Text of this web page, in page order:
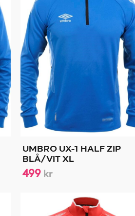
UMBRO UX-1 HALF ZIP
BLÅ/VIT XL
499 kr